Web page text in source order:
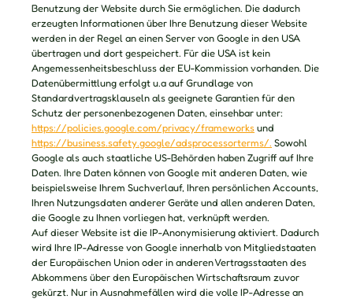
Benutzung der Website durch Sie ermöglichen. Die dadurch
erzeugten Informationen über Ihre Benutzung dieser Website
werden in der Regel an einen Server von Google in den USA
übertragen und dort gespeichert. Für die USA ist kein
Angemessenheitsbeschluss der EU-Kommission vorhanden. Die
Datenübermittlung erfolgt u.a auf Grundlage von
Standardvertragsklauseln als geeignete Garantien für den
Schutz der personenbezogenen Daten, einsehbar unter:
https://policies.google.com/privacy/frameworks und
https://business.safety.google/adsprocessorterms/. Sowohl
Google als auch staatliche US-Behörden haben Zugriff auf Ihre
Daten. Ihre Daten können von Google mit anderen Daten, wie
beispielsweise Ihrem Suchverlauf, Ihren persönlichen Accounts,
Ihren Nutzungsdaten anderer Geräte und allen anderen Daten,
die Google zu Ihnen vorliegen hat, verknüpft werden.
Auf dieser Website ist die IP-Anonymisierung aktiviert. Dadurch
wird Ihre IP-Adresse von Google innerhalb von Mitgliedstaaten
der Europäischen Union oder in anderen Vertragsstaaten des
Abkommens über den Europäischen Wirtschaftsraum zuvor
gekürzt. Nur in Ausnahmefällen wird die volle IP-Adresse an